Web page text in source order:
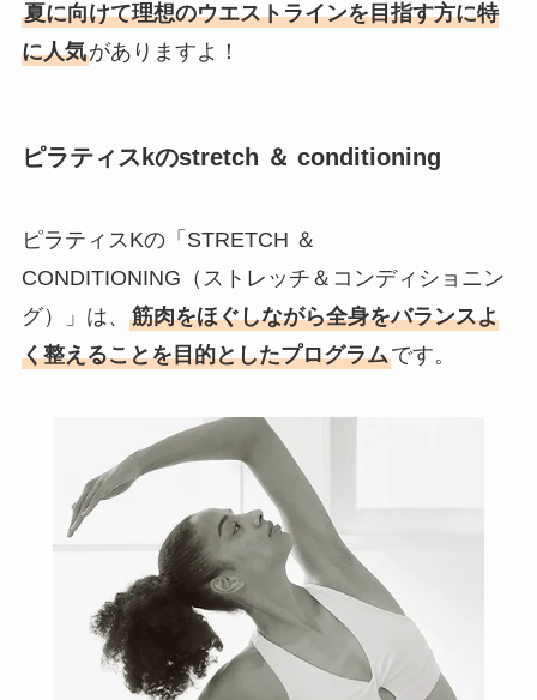
夏に向けて理想のウエストラインを目指す方に特
に人気がありますよ！
ピラティスkのstretch ＆ conditioning
ピラティスKの「STRETCH ＆
CONDITIONING（ストレッチ＆コンディショニン
グ）」は、 筋肉をほぐしながら全身をバランスよ
く整えることを目的としたプログラムです。